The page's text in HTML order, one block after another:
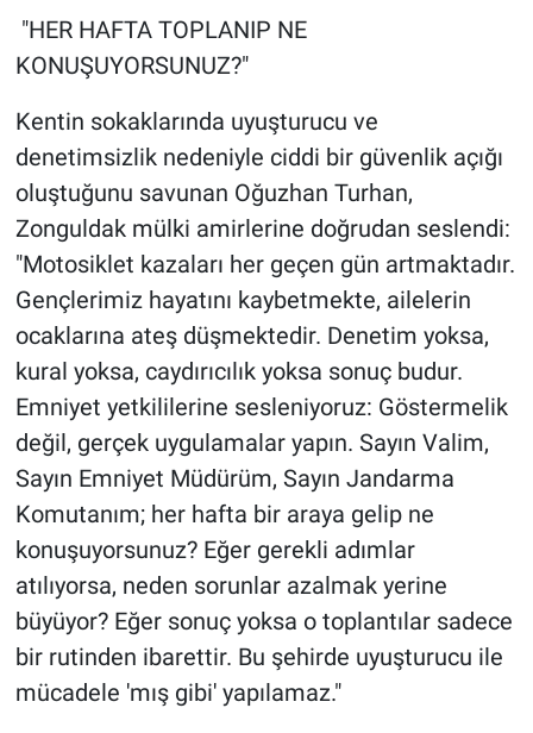
​ "HER HAFTA TOPLANIP NE
KONUŞUYORSUNUZ?"
​Kentin sokaklarında uyuşturucu ve
denetimsizlik nedeniyle ciddi bir güvenlik açığı
oluştuğunu savunan Oğuzhan Turhan,
Zonguldak mülki amirlerine doğrudan seslendi:
"Motosiklet kazaları her geçen gün artmaktadır.
Gençlerimiz hayatını kaybetmekte, ailelerin
ocaklarına ateş düşmektedir. Denetim yoksa,
kural yoksa, caydırıcılık yoksa sonuç budur.
Emniyet yetkililerine sesleniyoruz: Göstermelik
değil, gerçek uygulamalar yapın. Sayın Valim,
Sayın Emniyet Müdürüm, Sayın Jandarma
Komutanım; her hafta bir araya gelip ne
konuşuyorsunuz? Eğer gerekli adımlar
atılıyorsa, neden sorunlar azalmak yerine
büyüyor? Eğer sonuç yoksa o toplantılar sadece
bir rutinden ibarettir. Bu şehirde uyuşturucu ile
mücadele 'mış gibi' yapılamaz."